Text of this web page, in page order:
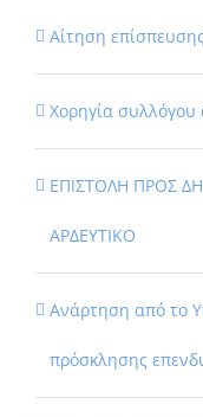
Αίτηση
Χορηγία
ΕΠΙΣΤΟΛΗ ΠΡΟΣ
ΑΡΔΕΥΤΙΚΟ
Ανάρτηση από το
πρόσκλησης